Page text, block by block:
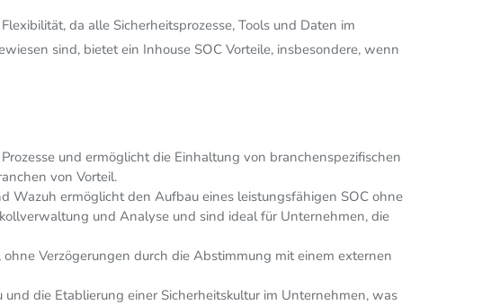
da alle Sicherheitsprozesse, Tools und Daten im
sind, bietet ein Inhouse SOC Vorteile, insbesondere, wenn
und ermöglicht die Einhaltung von branchenspezifischen
von Vorteil.
Wazuh ermöglicht den Aufbau eines leistungsfähigen SOC ohne
und Analyse und sind ideal für Unternehmen, die
Verzögerungen durch die Abstimmung mit einem externen
die Etablierung einer Sicherheitskultur im Unternehmen, was